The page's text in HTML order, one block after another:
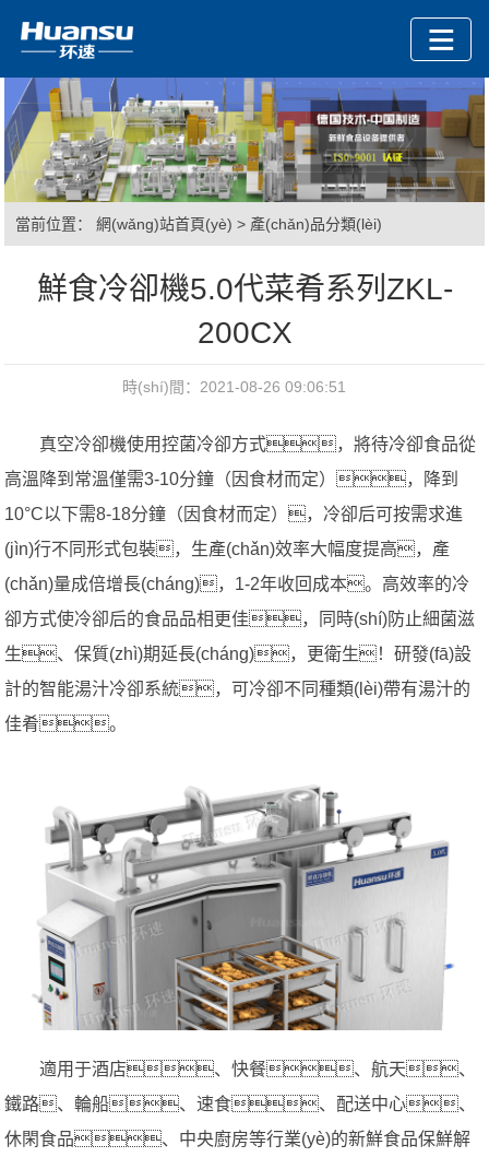
當前位置：網(wǎng)站首頁(yè) > 產(chǎn)品分類(lèi)
鮮食冷卻機5.0代菜肴系列ZKL-
200CX
時(shí)間：2021-08-26 09:06:51
真空冷卻機使用控菌冷卻方式，將待冷卻食品從
高溫降到常溫僅需3-10分鐘（因食材而定），降到
10°C以下需8-18分鐘（因食材而定），冷卻后可按需求進
(jìn)行不同形式包裝，生產(chǎn)效率大幅度提高，產
(chǎn)量成倍增長(cháng)，1-2年收回成本。高效率的冷
卻方式使冷卻后的食品品相更佳，同時(shí)防止細菌滋
生、保質(zhì)期延長(cháng)，更衛生！研發(fā)設
計的智能湯汁冷卻系統，可冷卻不同種類(lèi)帶有湯汁的
佳肴。
適用于酒店、快餐、航天、
鐵路、輪船、速食、配送中心、
休閑食品、中央廚房等行業(yè)的新鮮食品保鮮解